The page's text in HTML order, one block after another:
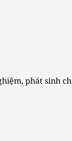
phát sinh